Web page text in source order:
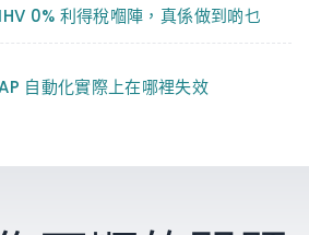
0% 利得稅嗰陣，真係做到啲乜
自動化實際上在哪裡失效